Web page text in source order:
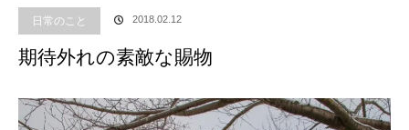
日常のこと 2018.02.12
期待外れの素敵な賜物